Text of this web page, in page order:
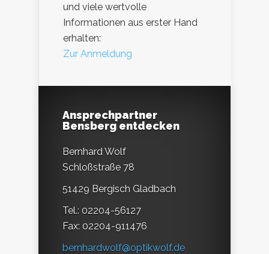
und viele wertvolle
Informationen aus erster Hand
erhalten:
Zur Anmeldung
Ansprechpartner
Bensberg entdecken
Bernhard Wolf
Schloßstraße 78
51429 Bergisch Gladbach
Tel.: 02204-56127
Fax: 02204-911476
bernhardwolf@optikwolf.de